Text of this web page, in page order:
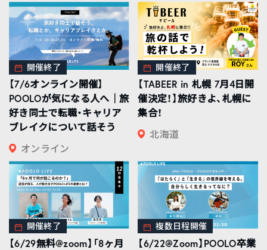
開催終了
【7/6オンライン開催】
POOLOが気になる人へ｜旅
好き同士で転職・キャリア
ブレイクについて話そう
オンライン
開催終了
【TABEER in 札幌 7月4日開
催決定！】旅好きよ、札幌に
集合！
北海道
開催終了
【6/29無料@zoom】「8ヶ月
複数日程開催
【6/22@Zoom】POOLO卒業